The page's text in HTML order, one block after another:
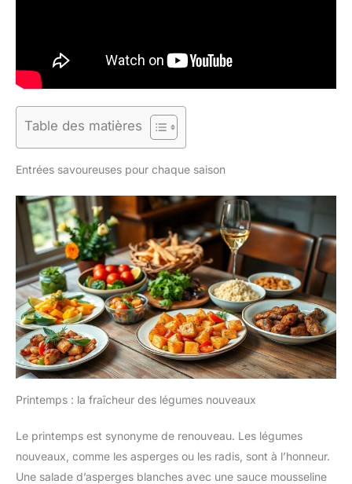
Table des matières
Entrées savoureuses pour chaque saison
Printemps : la fraîcheur des légumes nouveaux
Le printemps est synonyme de renouveau. Les légumes
nouveaux, comme les asperges ou les radis, sont à l’honneur.
Une salade d’asperges blanches avec une sauce mousseline